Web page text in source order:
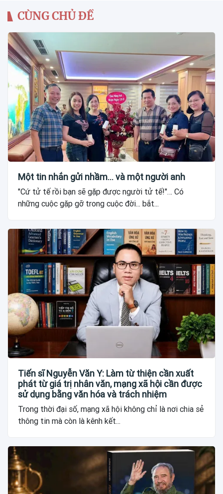
CÙNG CHỦ ĐỀ
Một tin nhắn gửi nhầm... và một người anh
"Cứ tử tế rồi bạn sẽ gặp được người tử tế!"… Có
những cuộc gặp gỡ trong cuộc đời... bắt...
Tiến sĩ Nguyễn Văn Y: Làm từ thiện cần xuất
phát từ giá trị nhân văn, mạng xã hội cần được
sử dụng bằng văn hóa và trách nhiệm
Trong thời đại số, mạng xã hội không chỉ là nơi chia sẻ
thông tin mà còn là kênh kết...